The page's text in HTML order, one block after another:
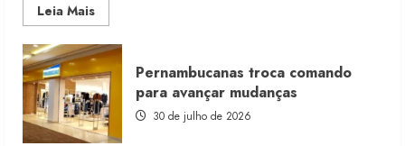
Leia MaisRead
more
Morena
Rosa
lança
franquia
com
estoque
consignado
Pernambucanas troca comando
para avançar mudanças
30 de julho de 2026